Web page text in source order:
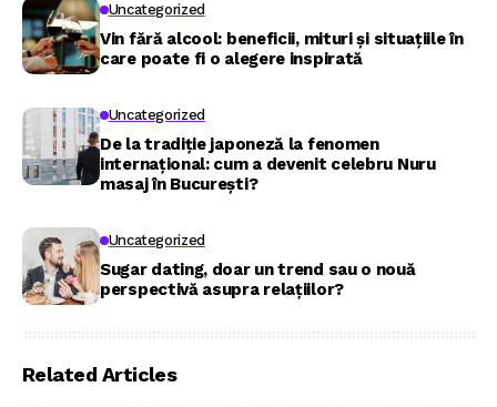
Uncategorized
Vin fără alcool: beneficii, mituri și situațiile în
care poate fi o alegere inspirată
Uncategorized
De la tradiție japoneză la fenomen
internațional: cum a devenit celebru Nuru
masaj în București?
Uncategorized
Sugar dating, doar un trend sau o nouă
perspectivă asupra relațiilor?
Related Articles